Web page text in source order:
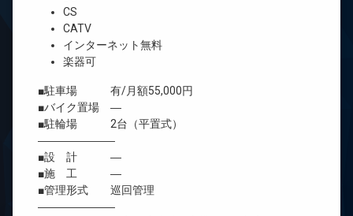
CS
CATV
インターネット無料
楽器可
■駐車場 有/月額55,000円
■バイク置場 ―
■駐輪場 2台（平置式）
―――――――
■設 計 ―
■施 工 ―
■管理形式 巡回管理
―――――――